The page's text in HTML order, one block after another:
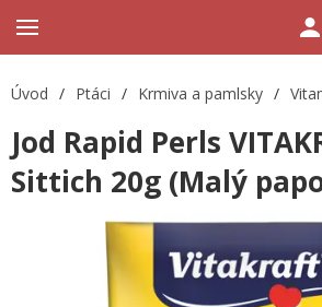
Úvod / Ptáci / Krmiva a pamlsky /
Jod Rapid Perls
Sittich 20g (Malý